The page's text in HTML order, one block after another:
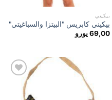
بيكيني
بيكيني كابريس "البيتزا والسباغيتي"
69,00 يورو
إضافة